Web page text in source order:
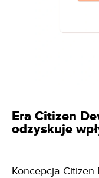
Era Citizen
odzyskuje
Koncepcja